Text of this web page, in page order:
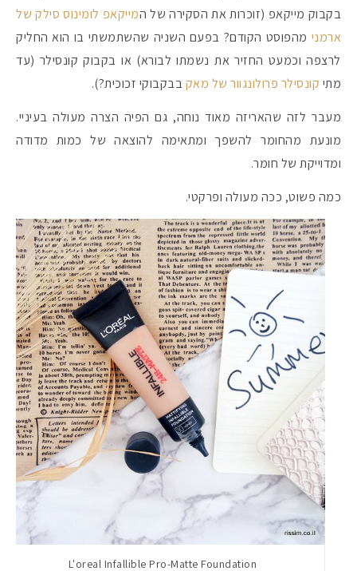
בקבוק מייקאפ (זוכרות את הסקירה של המייקאפ לומינוס סילק של
ארמני מהפוסט הקודם? בפעם השניה שהשתמשתי בו הוא החליק
לרצפה וכמעט החזיר את נשמתו לבורא) או בקבוק קונסילר (עד
מתי קונסילר פרולונגוור של מאקבבקבוקי זכוכית?).
מעבר לזה שהאריזה מאוד נוחה, גם הפיה הצרה מעולה בעיניי.
מונעת מהחומר להשפך ומתאימה להוצאה של כמות מדודה
ומדוייקת של חומר.
כמה פשוט, ככה מעולה ופרקטי.
L'oreal Infallible Pro-Matte Foundation